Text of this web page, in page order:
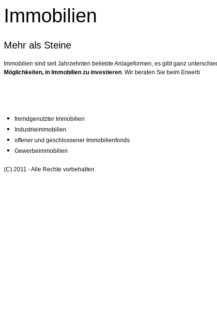
Immobilien
Mehr als Steine
Immobilien sind seit Jahrzehnten beliebte Anlageformen, es gibt ganz
Möglichkeiten, in Immobilien zu investieren. Wir beraten Sie beim Erwerb
fremdgenutzter Immobilien
Industrieimmobilien
offener und geschlossener Immobilienfonds
Gewerbeimmobilien
(C) 2011 - Alle Rechte vorbehalten